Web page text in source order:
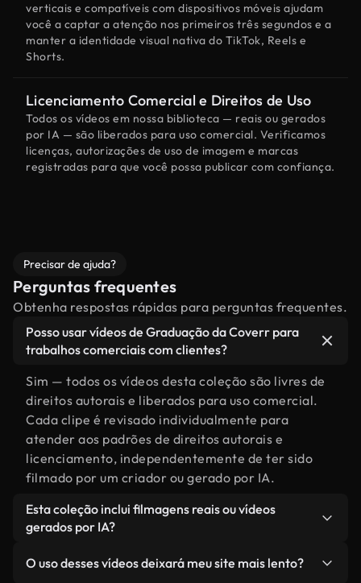
verticais e compatíveis com dispositivos móveis ajudam
você a captar a atenção nos primeiros três segundos e a
manter a identidade visual nativa do TikTok, Reels e
Shorts.
Licenciamento Comercial e Direitos de Uso
Todos os vídeos em nossa biblioteca — reais ou gerados
por IA — são liberados para uso comercial. Verificamos
licenças, autorizações de uso de imagem e marcas
registradas para que você possa publicar com confiança.
Precisar de ajuda?
Perguntas frequentes
Obtenha respostas rápidas para perguntas frequentes.
Posso usar vídeos de Graduação da Coverr para
trabalhos comerciais com clientes?
Sim — todos os vídeos desta coleção são livres de
direitos autorais e liberados para uso comercial.
Cada clipe é revisado individualmente para
atender aos padrões de direitos autorais e
licenciamento, independentemente de ter sido
filmado por um criador ou gerado por IA.
Esta coleção inclui filmagens reais ou vídeos
gerados por IA?
por filmagens reais, feitas por humanos,
O uso desses vídeos deixará meu site mais lento?